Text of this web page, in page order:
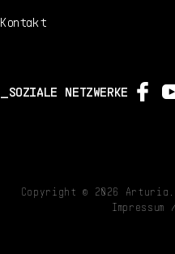
Kontakt
SOZIALE NETZWERKE
Copyright © 2026
Arturia.
Impressum